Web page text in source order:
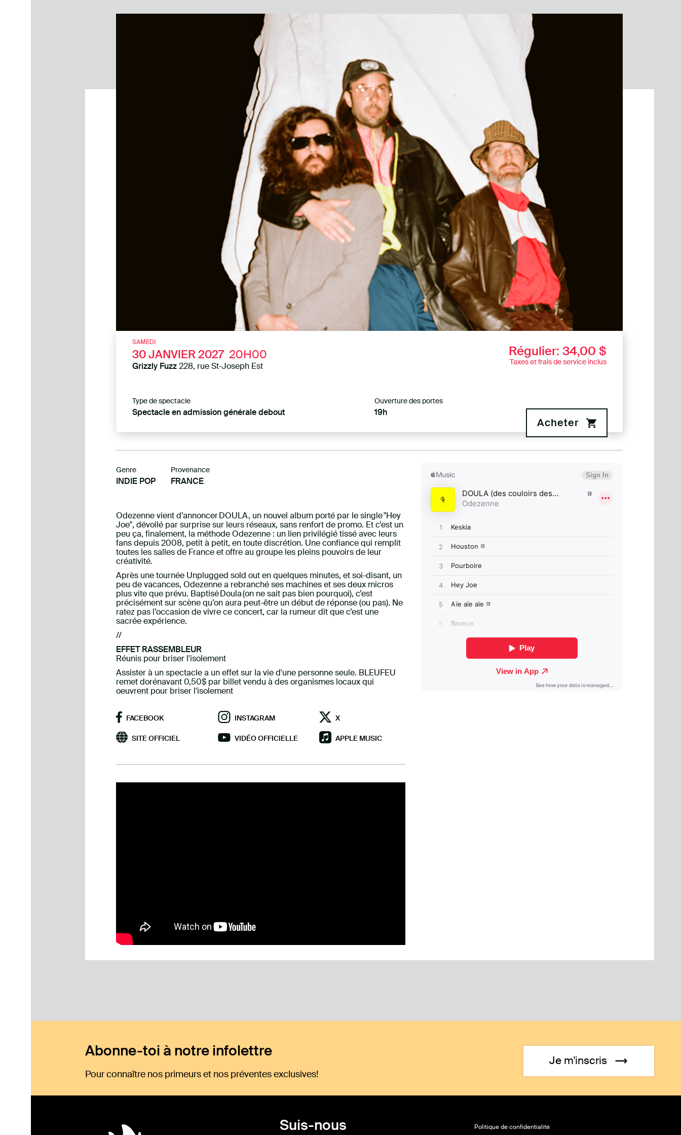
SAMEDI
30JANVIER 2027 20H00
Grizzly Fuzz228, rue St-Joseph Est
Régulier: 34,00 $
Taxes et frais de service inclus
Type de spectacle
Spectacle en admission générale debout
Ouverture des portes
19h
Acheter
Genre
INDIE POP
Provenance
FRANCE
Odezenne vient d’annoncer DOULA, un nouvel album porté par le single "Hey
Joe", dévoilé par surprise sur leurs réseaux, sans renfort de promo. Et c’est un
peu ça, finalement, la méthode Odezenne : un lien privilégié tissé avec leurs
fans depuis 2008, petit à petit, en toute discrétion. Une confiance qui remplit
toutes les salles de France et offre au groupe les pleins pouvoirs de leur
créativité.
Après une tournée Unplugged sold out en quelques minutes, et soi-disant, un
peu de vacances, Odezenne a rebranché ses machines et ses deux micros
plus vite que prévu. Baptisé Doula (on ne sait pas bien pourquoi), c’est
précisément sur scène qu’on aura peut-être un début de réponse (ou pas). Ne
ratez pas l’occasion de vivre ce concert, car la rumeur dit que c’est une
sacrée expérience.
//
EFFET RASSEMBLEUR
Réunis pour briser l'isolement
Assister à un spectacle a un effet sur la vie d'une personne seule. BLEUFEU
remet dorénavant 0,50$ par billet vendu à des organismes locaux qui
oeuvrent pour briser l'isolement
FACEBOOK INSTAGRAM X
SITE OFFICIEL VIDÉO OFFICIELLE APPLE MUSIC
Abonne-toi à notre infolettre
Pour connaître nos primeurs et nos préventes exclusives!
Je m'inscris
Suis-nous Politique de confidentialité